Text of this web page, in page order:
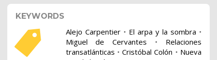
KEYWORDS
Alejo Carpentier• El arpa y la sombra •
Miguel de Cervantes • Relaciones
transatlánticas •Cristóbal Colón • Nueva